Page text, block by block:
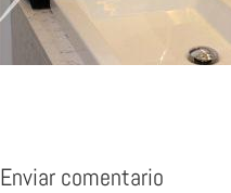
Enviar comentario